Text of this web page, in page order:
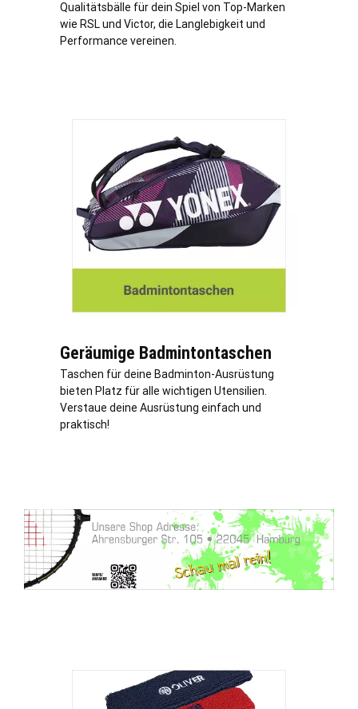
Qualitätsbälle für dein Spiel von Top-Marken
wie RSL und Victor, die Langlebigkeit und
Performance vereinen.
Geräumige Badmintontaschen
Taschen für deine Badminton-Ausrüstung
bieten Platz für alle wichtigen Utensilien.
Verstaue deine Ausrüstung einfach und
praktisch!